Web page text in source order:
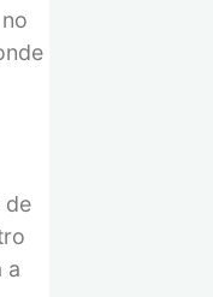
no
de
a